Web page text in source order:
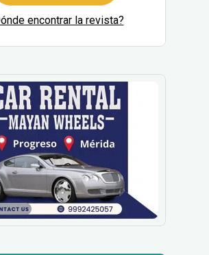
encontrar la revista?